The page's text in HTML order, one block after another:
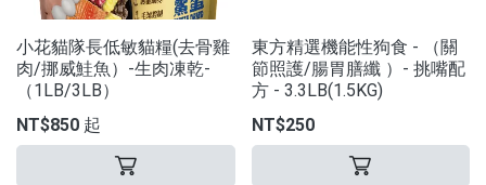
小花貓隊長低敏貓糧(去骨雞
肉/挪威鮭魚）-生肉凍乾-
（1LB/3LB）
NT$850 起
東方精選機能性狗食 - （關
節照護/腸胃膳纖 ）- 挑嘴配
方 - 3.3LB(1.5KG)
NT$250